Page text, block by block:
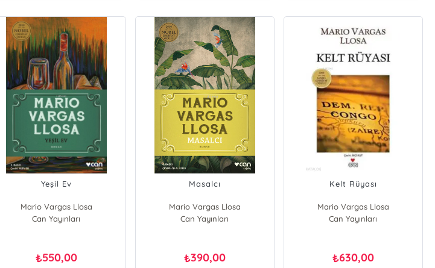
Yeşil Ev
Mario Vargas Llosa
Can Yayınları
₺550,00
Masalcı
Mario Vargas Llosa
Can Yayınları
₺390,00
Kelt Rüyası
Mario Vargas Llosa
Can Yayınları
₺630,00